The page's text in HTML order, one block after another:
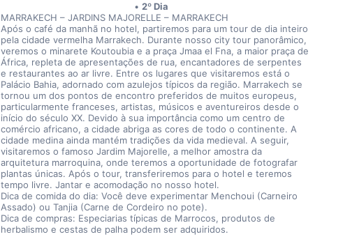
2º Dia
MARRAKECH – JARDINS MAJORELLE – MARRAKECH
Após o café da manhã no hotel, partiremos para um tour de dia inteiro
pela cidade vermelha Marrakech. Durante nosso city tour panorâmico,
veremos o minarete Koutoubia e a praça Jmaa el Fna, a maior praça de
África, repleta de apresentações de rua, encantadores de serpentes
e restaurantes ao ar livre. Entre os lugares que visitaremos está o
Palácio Bahia, adornado com azulejos típicos da região. Marrakech se
tornou um dos pontos de encontro preferidos de muitos europeus,
particularmente franceses, artistas, músicos e aventureiros desde o
início do século XX. Devido à sua importância como um centro de
comércio africano, a cidade abriga as cores de todo o continente. A
cidade medina ainda mantém tradições da vida medieval. A seguir,
visitaremos o famoso Jardim Majorelle, a melhor amostra da
arquitetura marroquina, onde teremos a oportunidade de fotografar
plantas únicas. Após o tour, transferiremos para o hotel e teremos
tempo livre. Jantar e acomodação no nosso hotel.
Dica de comida do dia: Você deve experimentar Menchoui (Carneiro
Assado) ou Tanjia (Carne de Cordeiro no pote).
Dica de compras: Especiarias típicas de Marrocos, produtos de
herbalismo e cestas de palha podem ser adquiridos.